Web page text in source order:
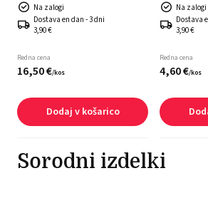
Na zalogi
Dostava en dan - 3 dni
3,90 €
Redna cena
16,50€/kos
Dodaj v košarico
Na zalogi
Dostava
3,90 €
Redna cena
4,60€/kos
Sorodni izdelki